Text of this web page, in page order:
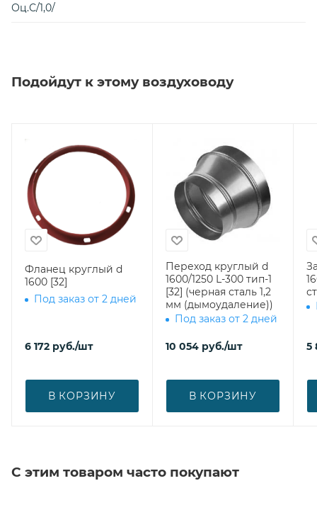
Оц.С/1,0/
Подойдут к этому воздуховоду
Фланец круглый d
1600 [32]
Под заказ от 2 дней
6 172 руб./шт
В КОРЗИНУ
Переход круглый d
1600/1250 L-300 тип-1
[32] (черная сталь 1,2
мм (дымоудаление))
Под заказ от 2 дней
10 054 руб./шт
В КОРЗИНУ
1600
5
С этим товаром часто покупают